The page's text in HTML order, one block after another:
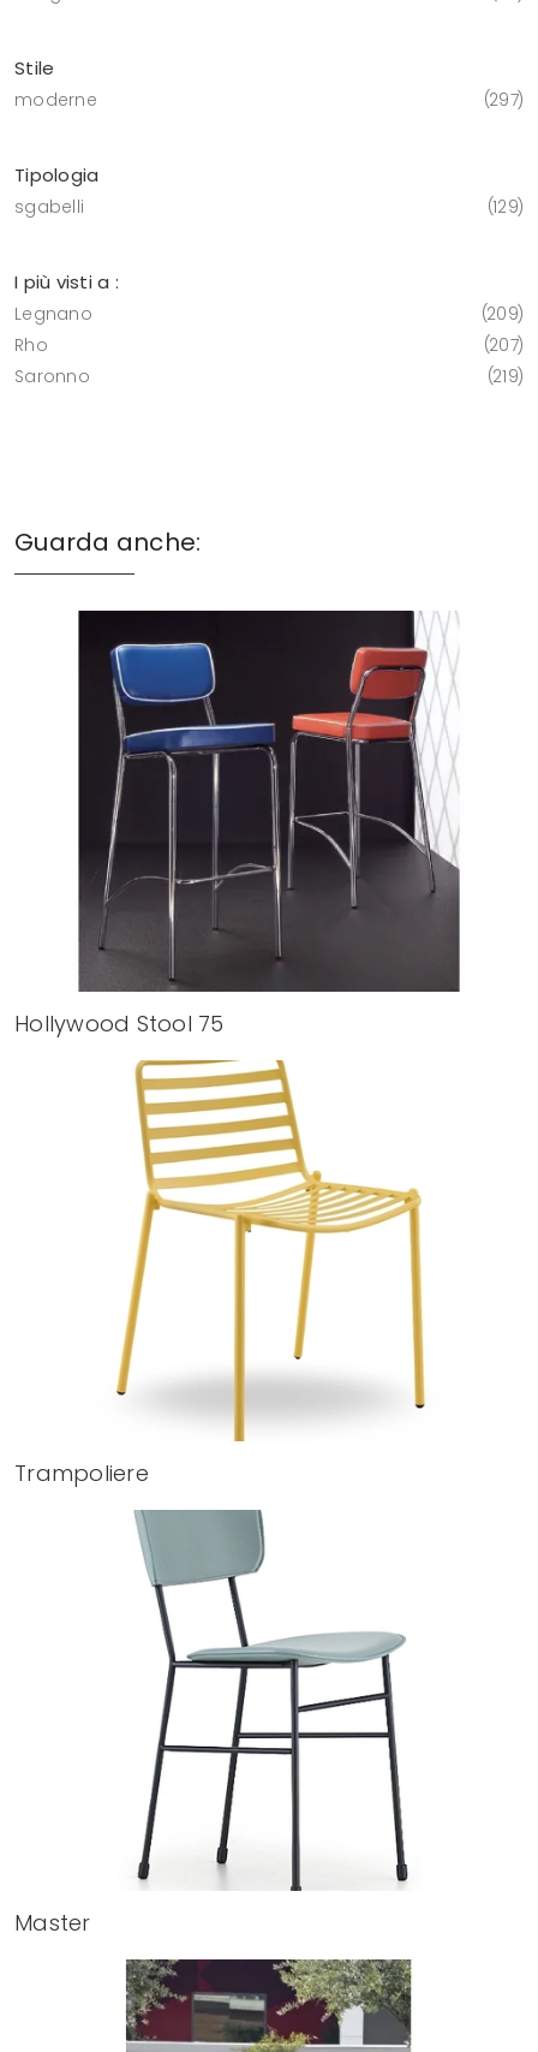
Stile
moderne 297
Tipologia
sgabelli 129
I più visti a :
Legnano
209
Rho
207
Saronno
219
Guarda anche:
Hollywood Stool 75
Trampoliere
Master